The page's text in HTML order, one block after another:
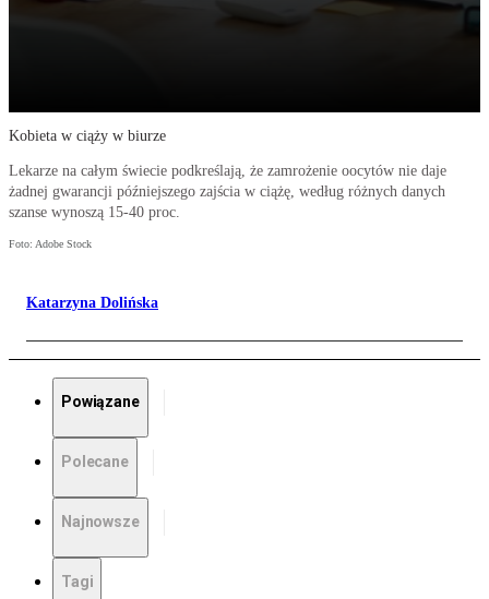
Kobieta w ciąży w biurze
Lekarze na całym świecie podkreślają, że zamrożenie oocytów nie daje
żadnej gwarancji późniejszego zajścia w ciążę, według różnych danych
szanse wynoszą 15-40 proc.
Foto: Adobe Stock
Katarzyna Dolińska
Powiązane
Polecane
Najnowsze
Tagi